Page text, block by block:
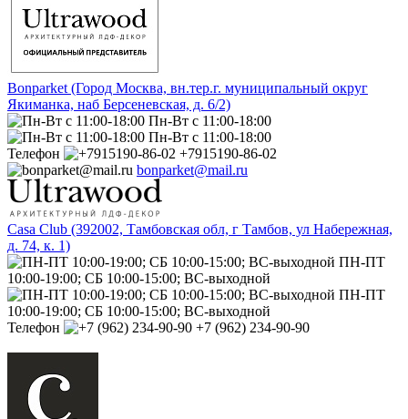
Bonparket (Город Москва, вн.тер.г. муниципальный округ
Якиманка, наб Берсеневская, д. 6/2)
Пн-Вт с 11:00-18:00
Пн-Вт с 11:00-18:00
Телефон
+7915190-86-02
bonparket@mail.ru
Casa Club (392002, Тамбовская обл, г Тамбов, ул Набережная,
д. 74, к. 1)
ПН-ПТ
10:00-19:00; СБ 10:00-15:00; ВС-выходной
ПН-ПТ
10:00-19:00; СБ 10:00-15:00; ВС-выходной
Телефон
+7 (962) 234-90-90